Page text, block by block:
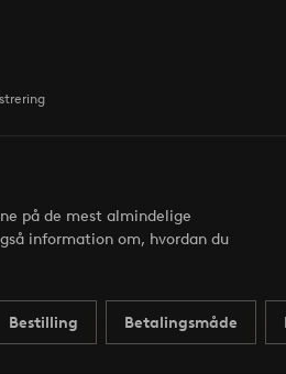
på de mest almindelige
information om, hvordan du
Bestilling Betalingsmåde